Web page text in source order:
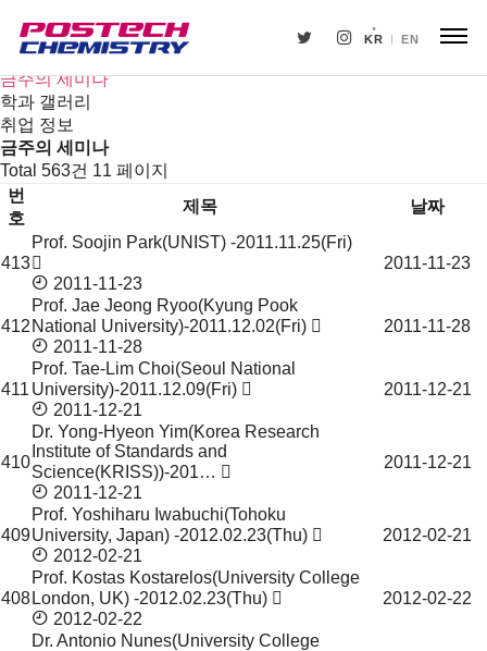
KR EN
뉴스
공지사항
금주의 세미나
학과 갤러리
취업 정보
금주의 세미나
Total 563건 11 페이지
금
세
목
번
호
제목 날짜
413
Prof. Soojin Park(UNIST) -2011.11.25(Fri)
2011-11-23
2011-11-23
412
Prof. Jae Jeong Ryoo(Kyung Pook
National University)-2011.12.02(Fri)
2011-11-28
2011-11-28
411
Prof. Tae-Lim Choi(Seoul National
University)-2011.12.09(Fri)
2011-12-21
2011-12-21
410
Dr. Yong-Hyeon Yim(Korea Research
Institute of Standards and
Science(KRISS))-201…
2011-12-21
2011-12-21
409
Prof. Yoshiharu Iwabuchi(Tohoku
University, Japan) -2012.02.23(Thu)
2012-02-21
2012-02-21
408
Prof. Kostas Kostarelos(University College
London, UK) -2012.02.23(Thu)
2012-02-22
2012-02-22
Dr. Antonio Nunes(University College